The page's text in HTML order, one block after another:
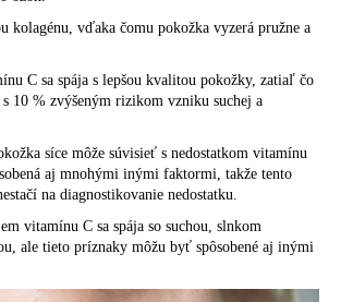
kolagénu, vďaka čomu pokožka vyzerá pružne a
C sa spája s lepšou kvalitou pokožky, zatiaľ čo
10 % zvýšeným rizikom vzniku suchej a
síce môže súvisieť s nedostatkom vitamínu
aj mnohými inými faktormi, takže tento
na diagnostikovanie nedostatku.
vitamínu C sa spája so suchou, slnkom
ale tieto príznaky môžu byť spôsobené aj inými